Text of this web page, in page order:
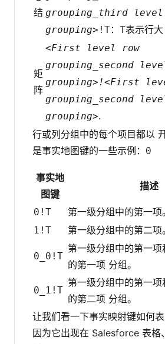
结 grouping_third level
grouping> !T：T表示行大
矩
阵
<First level row
grouping_second
grouping>!<First
grouping_second
grouping>.
行或列分组中的每个项目都以
是事实地图键的一些示例： 0
事实地
图键
描述
0!T 第一级分组中的第一项。
1!T 第一级分组中的第二项。
0_0!T
第一级分组中的第一
的第一项 分组。
0_1!T
第一级分组中的第一
的第二项 分组。
让我们看一下事实映射键如何表
因为它出现在 Salesforce 表格